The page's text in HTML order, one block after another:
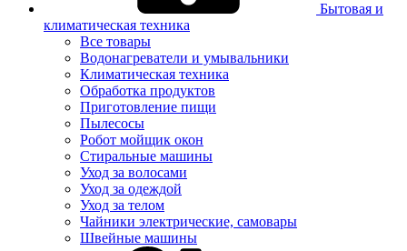
Бытовая и
климатическая техника
Все товары
Водонагреватели и умывальники
Климатическая техника
Обработка продуктов
Приготовление пищи
Пылесосы
Робот мойщик окон
Стиральные машины
Уход за волосами
Уход за одеждой
Уход за телом
Чайники электрические, самовары
Швейные машины